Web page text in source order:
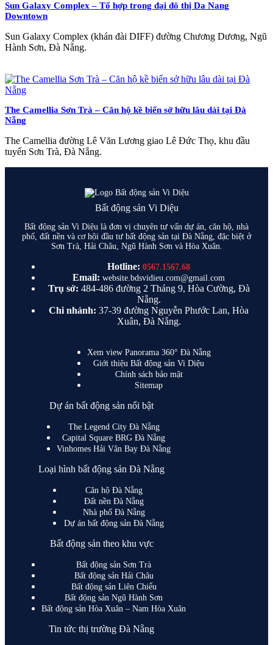
Sun Galaxy Complex – Tổ hợp trong đại đô thị Da Nang
Downtown
Sun Galaxy Complex (khán đài DIFF) đường Chương Dương, Ngũ
Hành Sơn, Đà Nẵng.
The Camellia Sơn Trà – Căn hộ kề biển sở hữu lâu dài tại Đà
Nẵng
The Camellia đường Lê Văn Lương giao Lê Đức Thọ, khu đầu
tuyến Sơn Trà, Đà Nẵng.
Bất động sản Vi Diệu
Bất động sản Vi Diệu là đơn vị chuyên tư vấn dự án, căn hộ, nhà
phố, đất nền và cơ hội đầu tư bất động sản tại Đà Nẵng, đặc biệt ở
Sơn Trà, Hải Châu, Ngũ Hành Sơn và Hòa Xuân.
Hotline: 0567.1567.68
Email: website.bdsvidieu.com@gmail.com
Trụ sở: 484-486 đường 2 Tháng 9, Hòa Cường, Đà
Nẵng.
Chi nhánh: 37-39 đường Nguyễn Phước Lan, Hòa
Xuân, Đà Nẵng.
Xem view Panorama 360° Đà Nẵng
Giới thiệu Bất động sản Vi Diệu
Chính sách bảo mật
Sitemap
Dự án bất động sản nổi bật
The Legend City Đà Nẵng
Capital Square BRG Đà Nẵng
Vinhomes Hải Vân Bay Đà Nẵng
Loại hình bất động sản Đà Nẵng
Căn hộ Đà Nẵng
Đất nền Đà Nẵng
Nhà phố Đà Nẵng
Dự án bất động sản Đà Nẵng
Bất động sản theo khu vực
Bất động sản Sơn Trà
Bất động sản Hải Châu
Bất động sản Liên Chiểu
Bất động sản Ngũ Hành Sơn
Bất động sản Hòa Xuân – Nam Hòa Xuân
Tin tức thị trường Đà Nẵng